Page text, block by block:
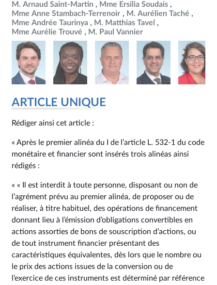
M. Arnaud Saint-Martin
Mme Ersilia Soudais
Mme Anne Stambach-Terrenoir
M. Aurélien Taché
Mme Andrée Taurinya
M. Matthias Tavel
Mme Aurélie Trouvé
M. Paul Vannier
ARTICLE UNIQUE
Rédiger ainsi cet article :
« Après le premier alinéa du I de l’article L. 532‑1 du code
monétaire et financier sont insérés trois alinéas ainsi
rédigés :
« « Il est interdit à toute personne, disposant ou non de
l’agrément prévu au premier alinéa, de proposer ou de
réaliser, à titre habituel, des opérations de financement
donnant lieu à l’émission d’obligations convertibles en
actions assorties de bons de souscription d’actions, ou
de tout instrument financier présentant des
caractéristiques équivalentes, dès lors que le nombre ou
le prix des actions issues de la conversion ou de
l’exercice de ces instruments est déterminé par référence